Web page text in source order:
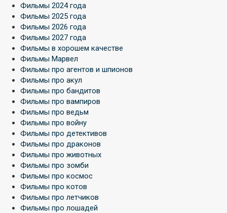
Фильмы 2024 года
Фильмы 2025 года
Фильмы 2026 года
Фильмы 2027 года
Фильмы в хорошем качестве
Фильмы Марвел
Фильмы про агентов и шпионов
Фильмы про акул
Фильмы про бандитов
Фильмы про вампиров
Фильмы про ведьм
Фильмы про войну
Фильмы про детективов
Фильмы про драконов
Фильмы про животных
Фильмы про зомби
Фильмы про космос
Фильмы про котов
Фильмы про летчиков
Фильмы про лошадей